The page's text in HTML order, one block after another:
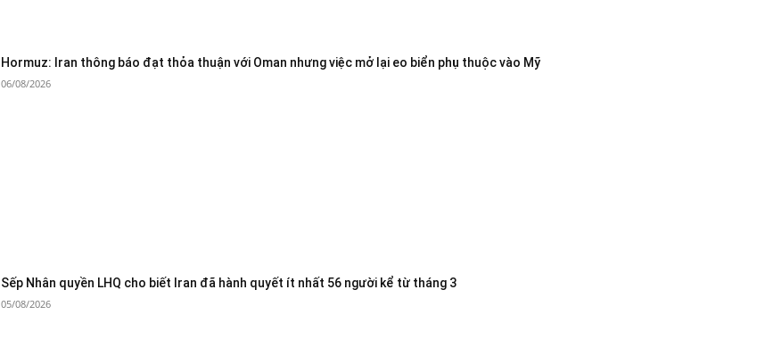
Hormuz: Iran thông báo đạt thỏa thuận với Oman nhưng việc mở lại eo biển phụ thuộc vào Mỹ
06/08/2026
Sếp Nhân quyền LHQ cho biết Iran đã hành quyết ít nhất 56 người kể từ tháng 3
05/08/2026